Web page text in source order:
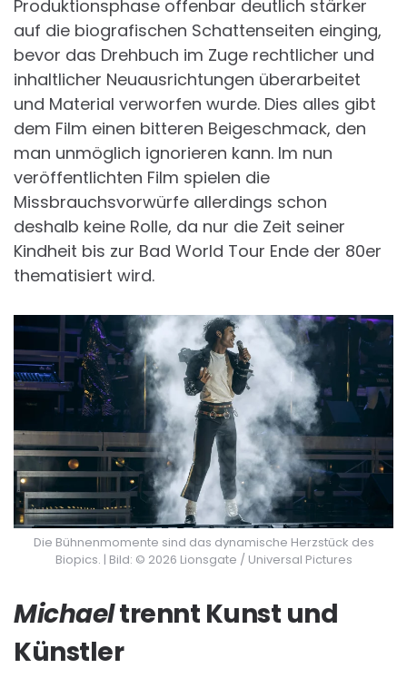
Produktionsphase offenbar deutlich stärker
auf die biografischen Schattenseiten einging,
bevor das Drehbuch im Zuge rechtlicher und
inhaltlicher Neuausrichtungen überarbeitet
und Material verworfen wurde. Dies alles gibt
dem Film einen bitteren Beigeschmack, den
man unmöglich ignorieren kann. Im nun
veröffentlichten Film spielen die
Missbrauchsvorwürfe allerdings schon
deshalb keine Rolle, da nur die Zeit seiner
Kindheit bis zur Bad World Tour Ende der 80er
thematisiert wird.
Die Bühnenmomente sind das dynamische Herzstück des
Biopics. | Bild: © 2026 Lionsgate / Universal Pictures
Michaeltrennt Kunst und
Künstler